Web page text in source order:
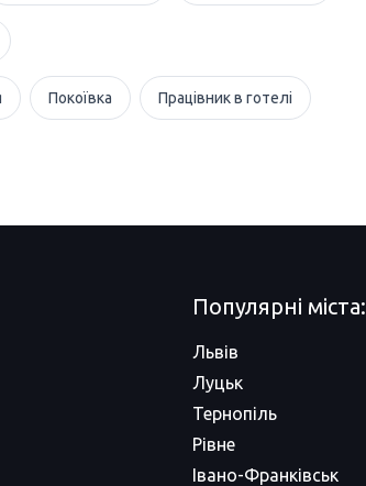
Покоївка Працівник в готелі
Популярні міста:
Львів
Луцьк
Тернопіль
Рівне
Івано-Франківськ